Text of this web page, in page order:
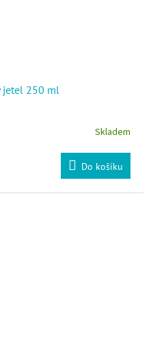
jetel 250 ml
Skladem
Do košíku